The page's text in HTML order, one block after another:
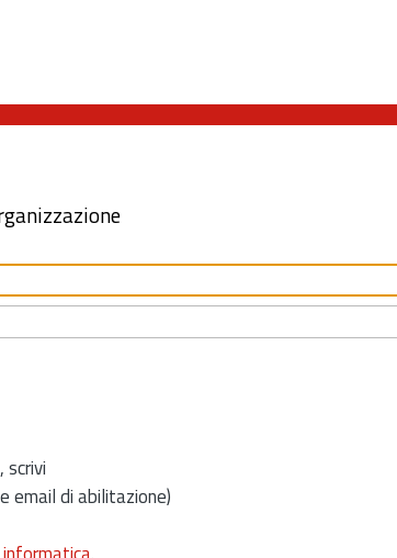
scrivi
email di abilitazione)